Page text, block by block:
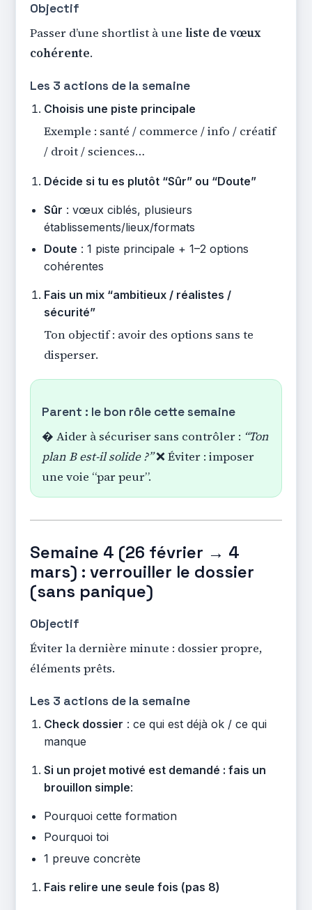
Objectif
Passer d’une shortlist à uneliste de vœux
cohérente.
Les 3 actions de la semaine
Choisis une piste principale
Exemple : santé / commerce / info / créatif
/ droit / sciences…
Décide si tu es plutôt “Sûr” ou “Doute”
Sûr : vœux ciblés, plusieurs
établissements/lieux/formats
Doute : 1 piste principale + 1–2 options
cohérentes
Fais un mix “ambitieux / réalistes /
sécurité”
Ton objectif : avoir des options sans te
disperser.
Parent : le bon rôle cette semaine
� Aider à sécuriser sans contrôler : “Ton
plan B est-il solide ?”❌ Éviter : imposer
une voie “par peur”.
Semaine 4 (26 février → 4
mars) : verrouiller le dossier
(sans panique)
Objectif
Éviter la dernière minute : dossier propre,
éléments prêts.
Les 3 actions de la semaine
Check dossier : ce qui est déjà ok / ce qui
manque
Si un projet motivé est demandé : fais un
brouillon simple:
Pourquoi cette formation
Pourquoi toi
1 preuve concrète
Fais relire une seule fois (pas 8)